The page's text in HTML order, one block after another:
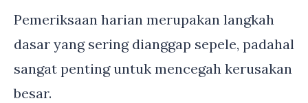
Pemeriksaan harian merupakan langkah
dasar yang sering dianggap sepele, padahal
sangat penting untuk mencegah kerusakan
besar.